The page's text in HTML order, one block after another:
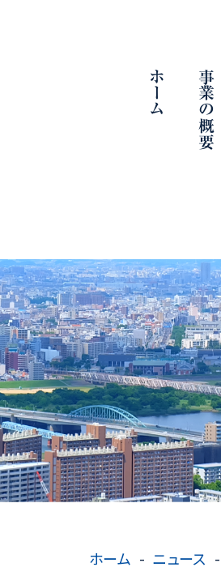
ホーム 事業の概要
ホーム ニュース